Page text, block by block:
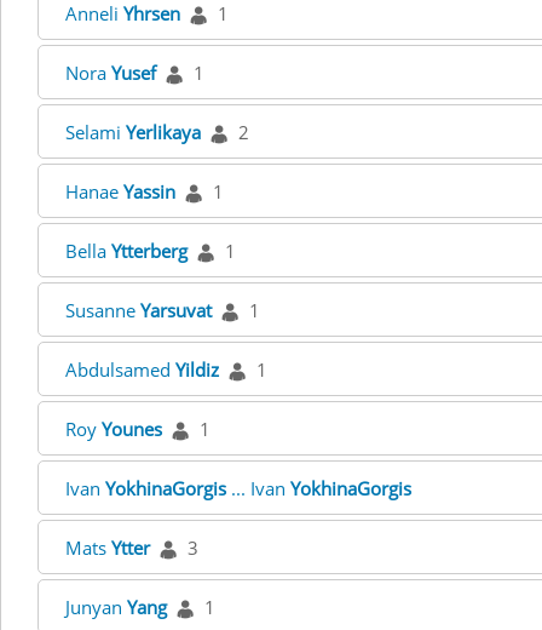
Anneli Yhrsen 1
Nora Yusef 1
Selami Yerlikaya 2
Hanae Yassin 1
Bella Ytterberg 1
Susanne Yarsuvat 1
Abdulsamed Yildiz 1
Roy Younes 1
Ivan YokhinaGorgis ... Ivan YokhinaGorgis
Mats Ytter 3
Junyan Yang 1